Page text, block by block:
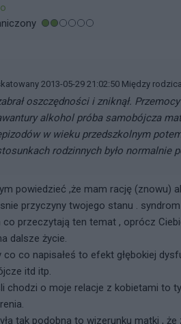
2013-05-29 21:02:50 Między
oszczędności i zniknął.
alkohol próba samobójcza
w wieku przedszkolnym
rodzinnych było normalnie
powiedzieć ,że mam rację (znowu)
przyczyny twojego stanu .
co przeczytają ten temat , oprócz
dalsze życie.
co co napisałeś to efekt głębokiej
itd itp.
chodzi o moje relacje z kobietami to
tak podobna to wizerunku matki ,